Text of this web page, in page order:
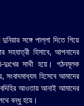
সঙ্গে পাল্লা দিতে গিয়ে
হিসাবে, আপনাদের
দুঃখের সাথী হয়ে। গঠনমূলক
হিসেবে আমাদের
আওতায় আনাই আমাদের
বন্ধু হয়ে।